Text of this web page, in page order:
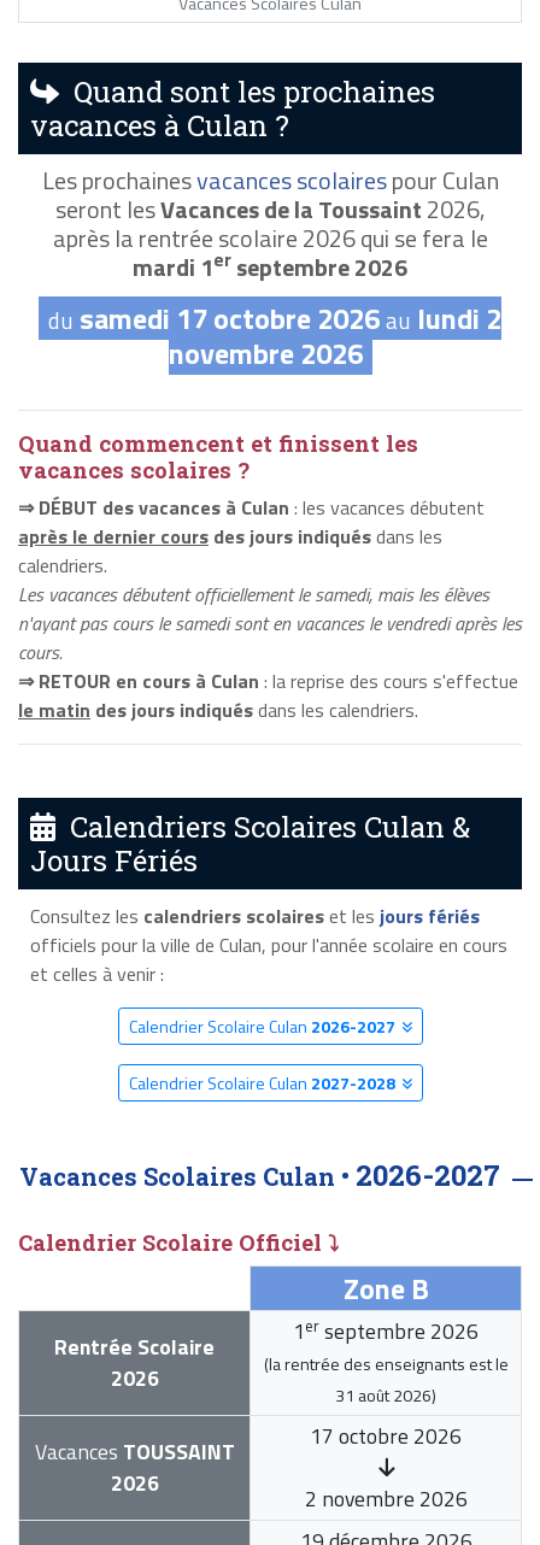
Quand sont les prochaines
vacances à Culan ?
Les prochainesvacances scolairespour Culan
seront lesVacances de la Toussaint2026,
après la rentrée scolaire 2026 qui se fera le
mardi 1er septembre 2026
du samedi 17 octobre 2026au lundi 2
novembre 2026
Quand commencent et finissent les
vacances scolaires ?
⇒ DÉBUT des vacances à Culan : les vacances débutent
après le dernier cours des jours indiquésdans les
calendriers.
Les vacances débutent officiellement le samedi, mais les élèves
n'ayant pas cours le samedi sont en vacances le vendredi après les
cours.
⇒ RETOUR en cours à Culan : la reprise des cours s'effectue
le matin des jours indiquésdans les calendriers.
Calendriers Scolaires Culan &
Jours Fériés
Consultez les calendriers scolaireset les jours fériés
officiels pour la ville de Culan, pour l'année scolaire en cours
et celles à venir :
Calendrier Scolaire Culan 2026-2027
Calendrier Scolaire Culan 2027-2028
Vacances Scolaires Culan • 2026-2027
Calendrier Scolaire Officiel ⤵
Zone B
Rentrée Scolaire
2026
1 er septembre 2026
(la rentrée des enseignants est le
31 août 2026)
Vacances TOUSSAINT
2026
17 octobre 2026
2 novembre 2026